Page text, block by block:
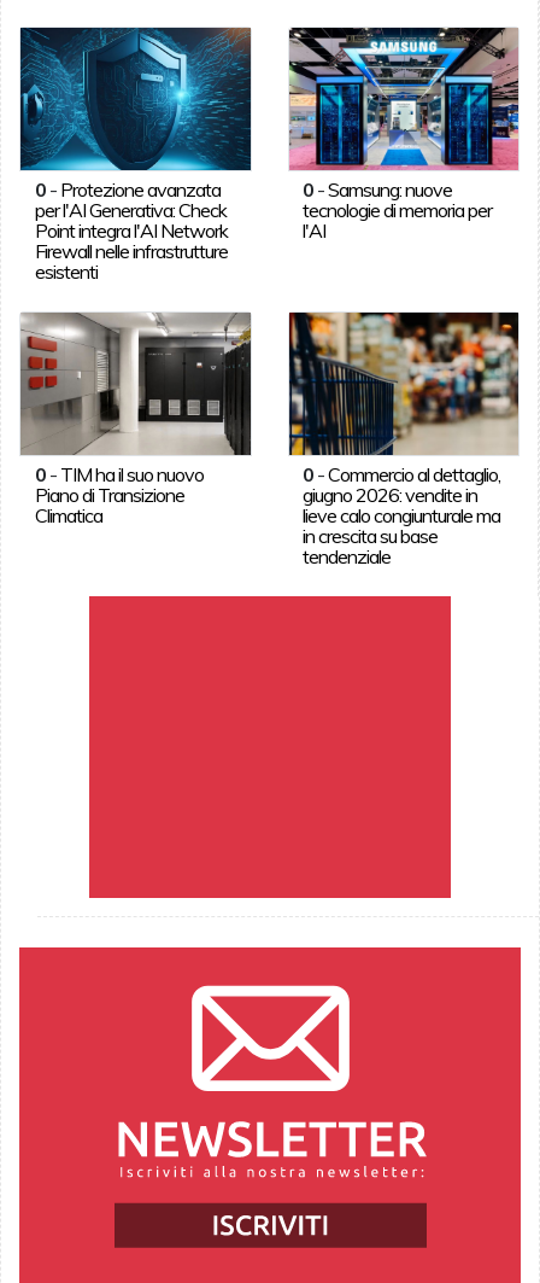
0- Protezione avanzata
per l'AI Generativa: Check
Point integra l'AI Network
Firewall nelle infrastrutture
esistenti
0 -Samsung: nuove
tecnologie di memoria per
l'AI
0- TIM ha il suo nuovo
Piano di Transizione
Climatica
0 -Commercio al dettaglio,
giugno 2026: vendite in
lieve calo congiunturale ma
in crescita su base
tendenziale